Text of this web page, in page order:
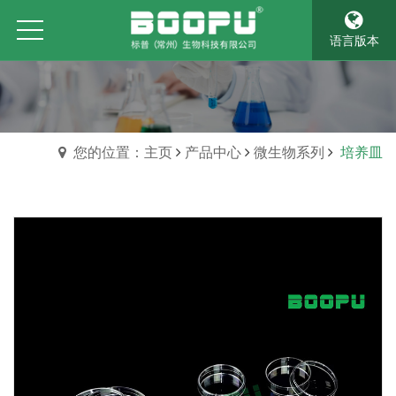
语言版本
您的位置：主页 产品中心 微生物系列 培养皿